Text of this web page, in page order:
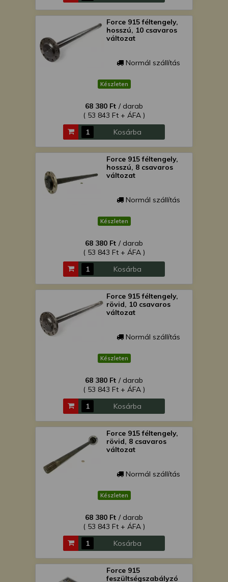
Force 915 féltengely,
hosszú, 10 csavaros
változat
Normál szállítás
Készleten
68 380 Ft / darab
( 53 843 Ft + ÁFA )
Kosárba
Force 915 féltengely,
hosszú, 8 csavaros
változat
Normál szállítás
Készleten
68 380 Ft / darab
( 53 843 Ft + ÁFA )
Kosárba
Force 915 féltengely,
rövid, 10 csavaros
változat
Normál szállítás
Készleten
68 380 Ft / darab
( 53 843 Ft + ÁFA )
Kosárba
Force 915 féltengely,
rövid, 8 csavaros
változat
Normál szállítás
Készleten
68 380 Ft / darab
( 53 843 Ft + ÁFA )
Kosárba
Force 915
feszültségszabályzó